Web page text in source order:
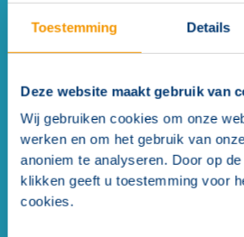
Toestemming Details
Deze website maakt gebruik van
Wij gebruiken cookies om onze
werken en om het gebruik van
anoniem te analyseren. Door op
klikken geeft u toestemming voor
cookies.
Brandmeld- en
St. Joseph Nederweert